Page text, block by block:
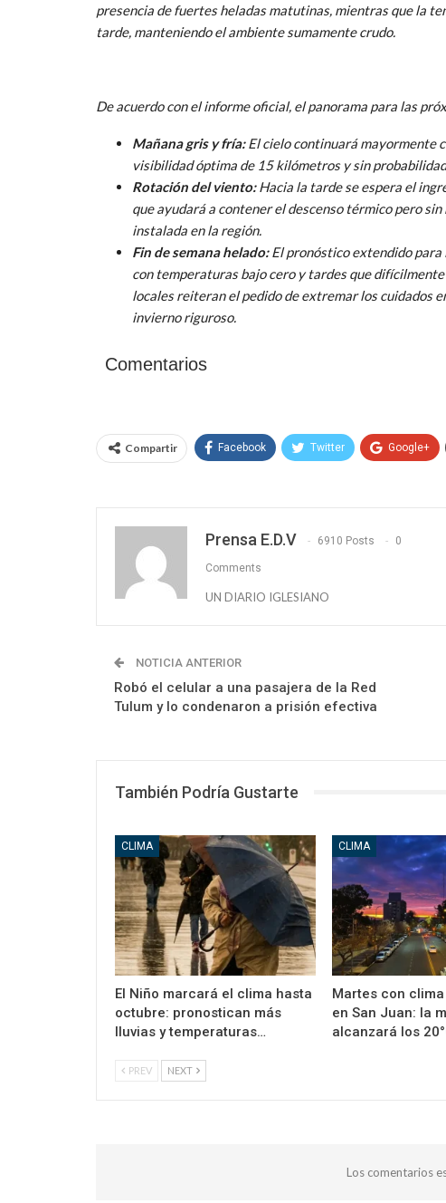
presencia de fuertes heladas matutinas, mientras que la
tarde, manteniendo el ambiente sumamente crudo.
De acuerdo con el informe oficial, el panorama para las
Mañana gris y fría:El cielo continuará mayormente
visibilidad óptima de 15 kilómetros y sin
Rotación del viento:Hacia la tarde se espera el
que ayudará a contener el descenso térmico pero
instalada en la región.
Fin de semana helado:El pronóstico extendido para
con temperaturas bajo cero y tardes que
locales reiteran el pedido de extremar los cuidados
invierno riguroso.
Comentarios
Compartir Facebook Twitter Google+
Prensa E.D.V 6910 Posts 0
Comments
UN DIARIO IGLESIANO
NOTICIA ANTERIOR
Robó el celular a una pasajera de la Red
Tulum y lo condenaron a prisión efectiva
También Podría Gustarte
CLIMA
El Niño marcará el clima hasta
octubre: pronostican más
lluvias y temperaturas…
CLIMA
Martes con
en San Juan: la
alcanzará los
PREV NEXT
Los comentarios